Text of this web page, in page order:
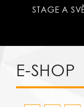
STAGE A
E-SHOP